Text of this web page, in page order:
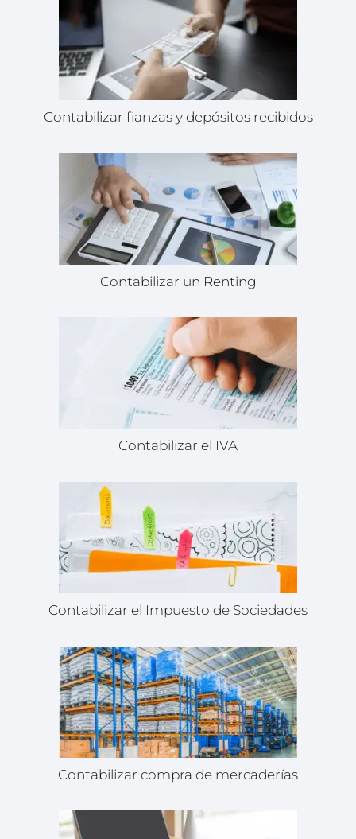
Contabilizar fianzas y depósitos recibidos
Contabilizar un Renting
Contabilizar el IVA
Contabilizar el Impuesto de Sociedades
Contabilizar compra de mercaderías